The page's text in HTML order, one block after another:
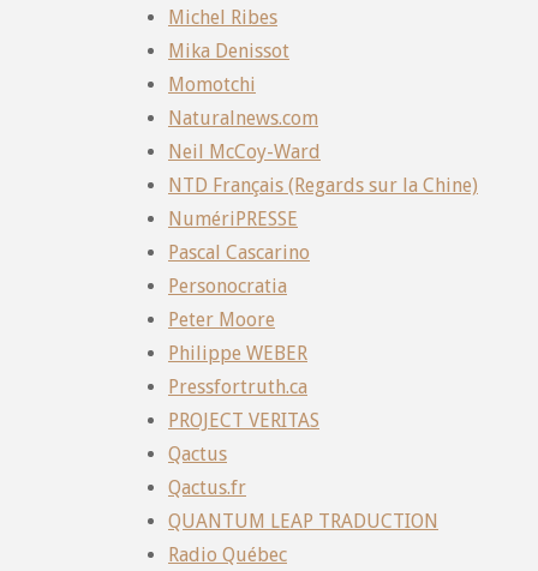
Michel Ribes
Mika Denissot
Momotchi
Naturalnews.com
Neil McCoy-Ward
NTD Français (Regards sur la Chine)
NumériPRESSE
Pascal Cascarino
Personocratia
Peter Moore
Philippe WEBER
Pressfortruth.ca
PROJECT VERITAS
Qactus
Qactus.fr
QUANTUM LEAP TRADUCTION
Radio Québec